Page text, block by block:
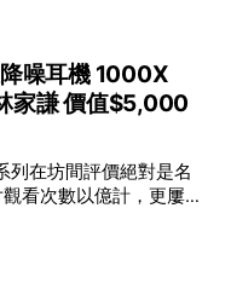
噪耳機 1000X
家謙 價值$5,000
列在坊間評價絕對是名
看次數以億計，更屢獲
熱推介。